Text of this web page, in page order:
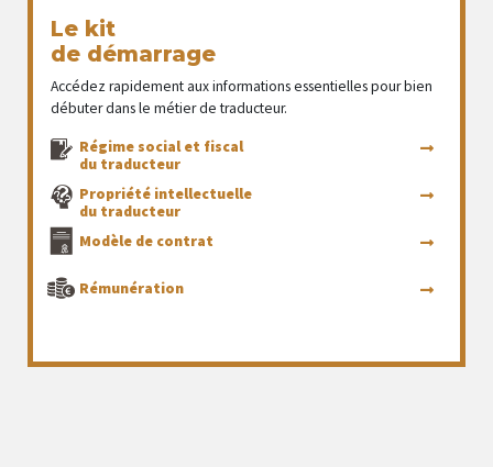
Le kit
de démarrage
Accédez rapidement aux informations essentielles pour bien
débuter dans le métier de traducteur.
Régime social et fiscal
du traducteur
Propriété intellectuelle
du traducteur
Modèle de contrat
Rémunération